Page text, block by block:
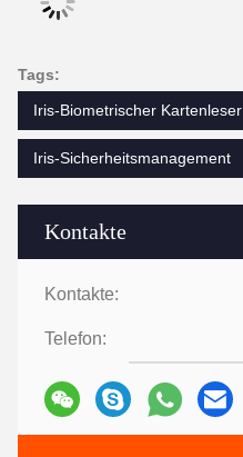
Kontakte
Kontakte:
Telefon:
Tags:
Iris-Biometrischer Kartenleser
Iris-Sicherheitsmanagement